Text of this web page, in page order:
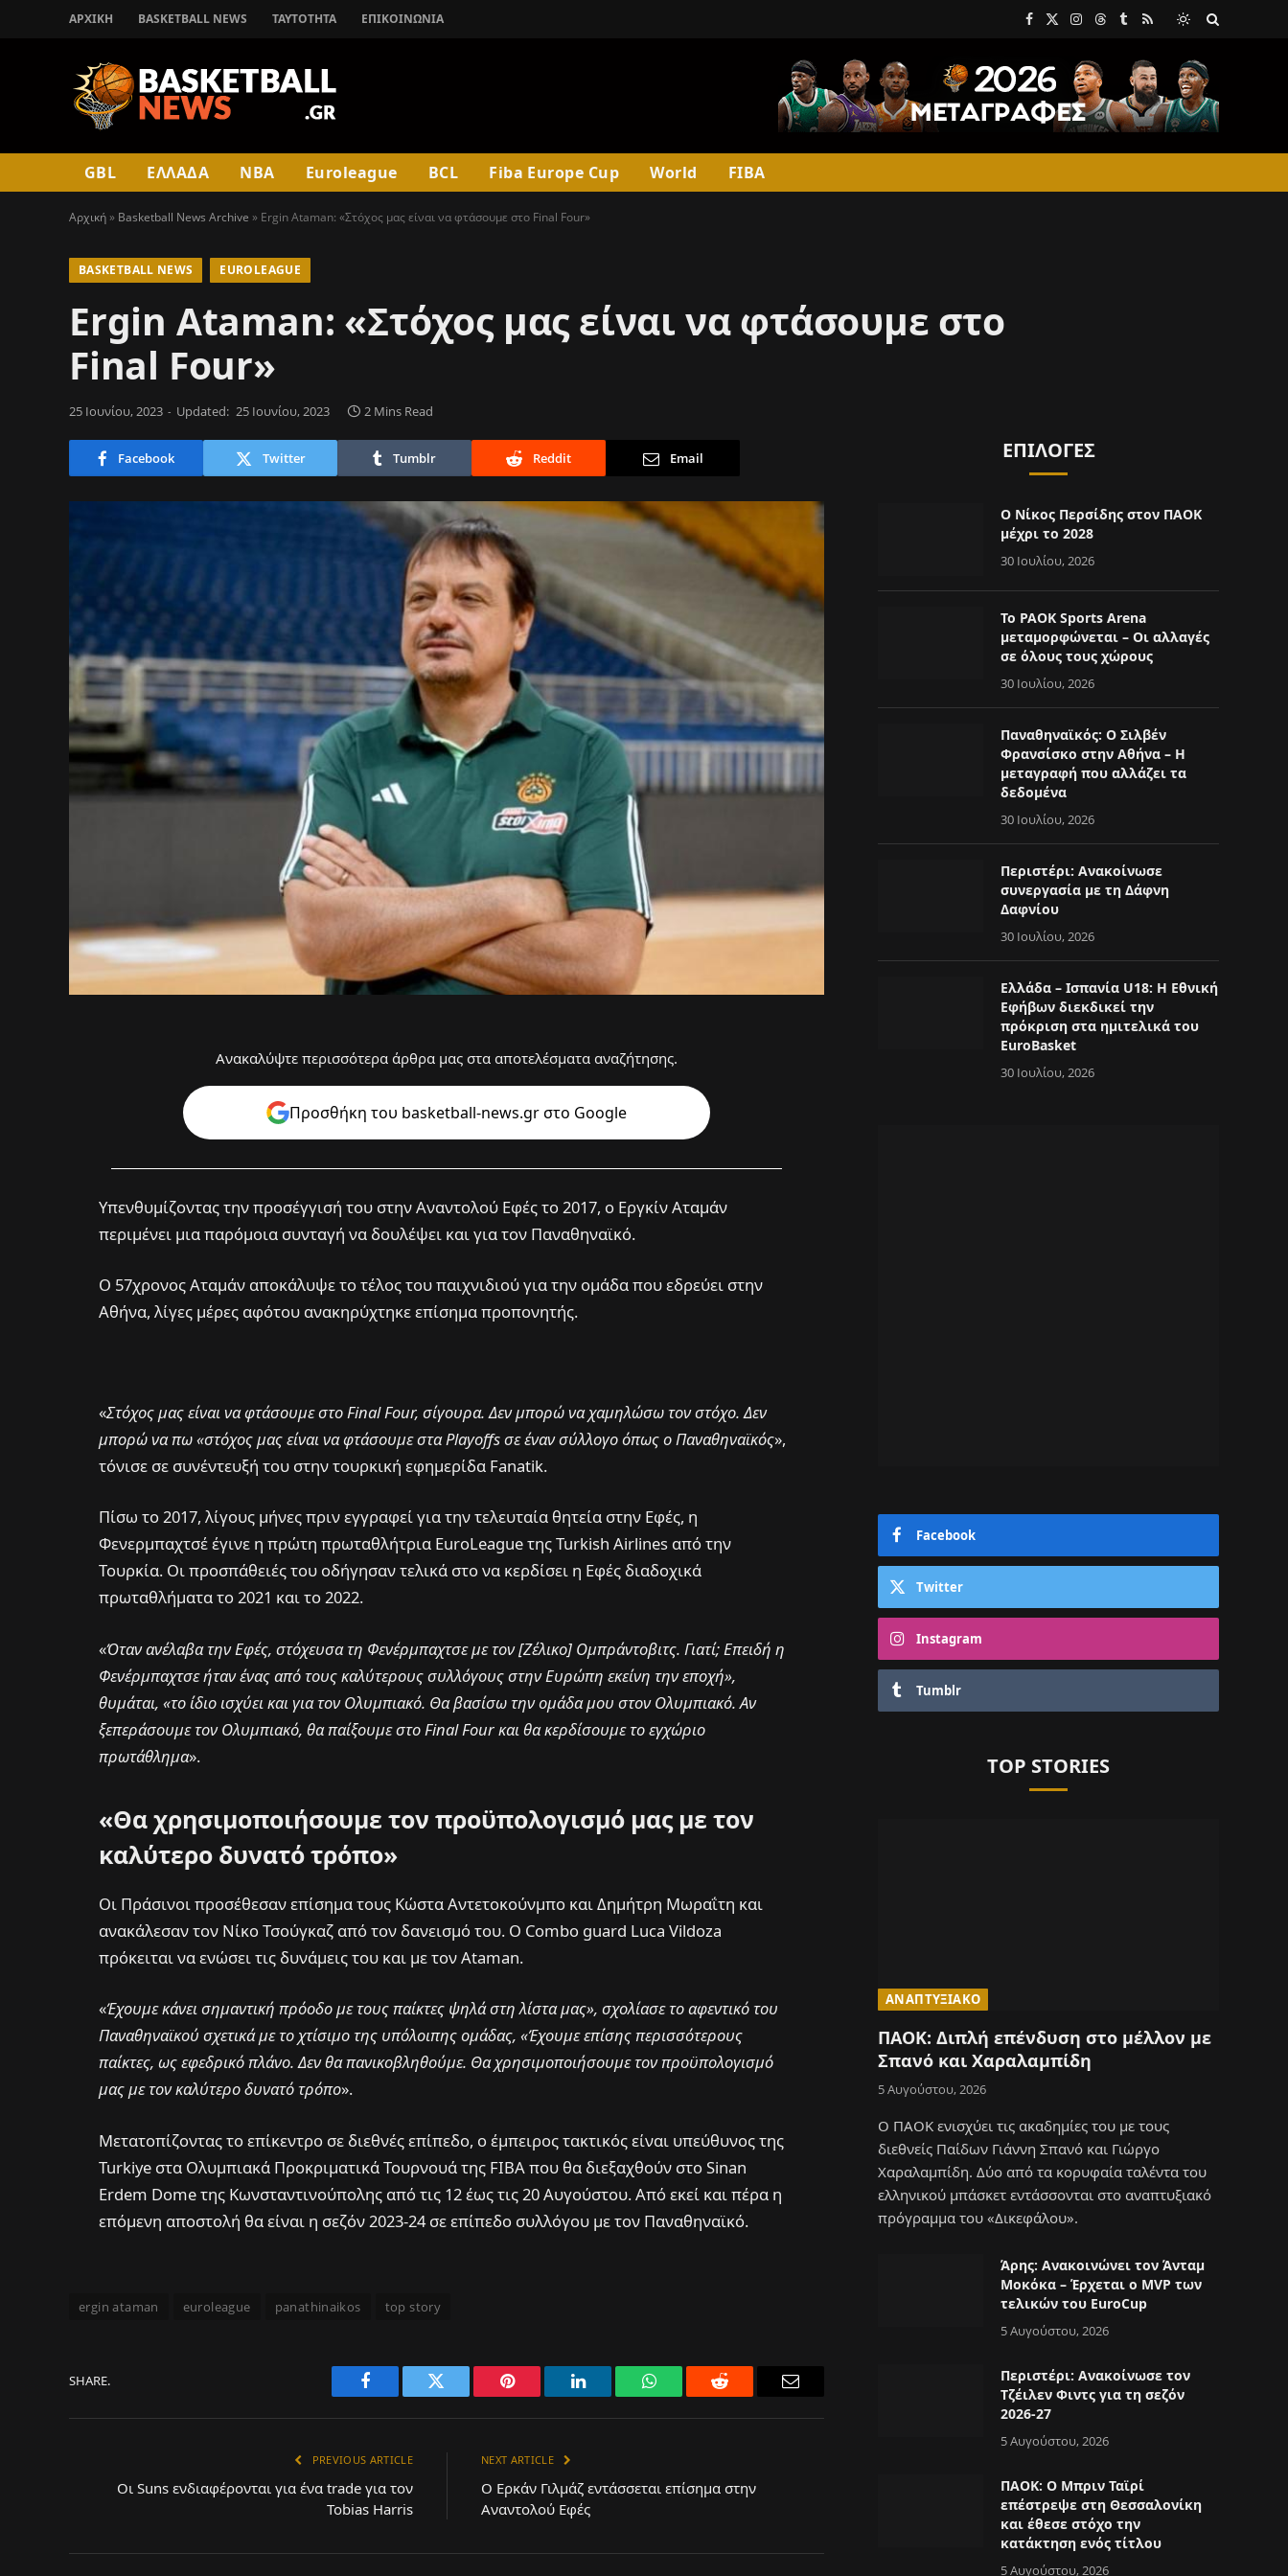
ΑΡΧΙΚΉ BASKETBALL NEWS ΤΑΥΤΟΤΗΤΑ ΕΠΙΚΟΙΝΩΝΊΑ Facebook
X
Instagram
Threads
Tumblr
RSS
GBL ΕΛΛΑΔΑ NBA Euroleague BCL Fiba Europe Cup World FIBA
Αρχική» Basketball News Archive » Ergin Ataman: «Στόχος μας είναι να φτάσουμε στο Final Four»
BASKETBALL NEWS EUROLEAGUE
Ergin Ataman: «Στόχος μας είναι να φτάσουμε στο
Final Four»
25 Ιουνίου, 2023 Updated: 25 Ιουνίου, 2023 2 Mins Read
Facebook Twitter Tumblr Reddit Email
Ανακαλύψτε περισσότερα άρθρα μας στα αποτελέσματα αναζήτησης.
Προσθήκη του basketball-news.gr στo Google
Υπενθυμίζοντας την προσέγγισή του στην Αναντολού Εφές το 2017, ο Εργκίν Αταμάν
περιμένει μια παρόμοια συνταγή να δουλέψει και για τον Παναθηναϊκό.
Ο 57χρονος Αταμάν αποκάλυψε το τέλος του παιχνιδιού για την ομάδα που εδρεύει στην
Αθήνα, λίγες μέρες αφότου ανακηρύχτηκε επίσημα προπονητής.
«Στόχος μας είναι να φτάσουμε στο Final Four, σίγουρα. Δεν μπορώ να χαμηλώσω τον στόχο. Δεν
μπορώ να πω «στόχος μας είναι να φτάσουμε στα Playoffs σε έναν σύλλογο όπως ο Παναθηναϊκός»,
τόνισε σε συνέντευξή του στην τουρκική εφημερίδα Fanatik.
Πίσω το 2017, λίγους μήνες πριν εγγραφεί για την τελευταία θητεία στην Εφές, η
Φενερμπαχτσέ έγινε η πρώτη πρωταθλήτρια EuroLeague της Turkish Airlines από την
Τουρκία. Οι προσπάθειές του οδήγησαν τελικά στο να κερδίσει η Εφές διαδοχικά
πρωταθλήματα το 2021 και το 2022.
«Όταν ανέλαβα την Εφές, στόχευσα τη Φενέρμπαχτσε με τον [Ζέλικο] Ομπράντοβιτς. Γιατί; Επειδή η
Φενέρμπαχτσε ήταν ένας από τους καλύτερους συλλόγους στην Ευρώπη εκείνη την εποχή»,
θυμάται, «το ίδιο ισχύει και για τον Ολυμπιακό. Θα βασίσω την ομάδα μου στον Ολυμπιακό. Αν
ξεπεράσουμε τον Ολυμπιακό, θα παίξουμε στο Final Four και θα κερδίσουμε το εγχώριο
πρωτάθλημα».
«Θα χρησιμοποιήσουμε τον προϋπολογισμό μας με τον
καλύτερο δυνατό τρόπο»
Οι Πράσινοι προσέθεσαν επίσημα τους Κώστα Αντετοκούνμπο και Δημήτρη Μωραΐτη και
ανακάλεσαν τον Νίκο Τσούγκαζ από τον δανεισμό του. Ο Combo guard Luca Vildoza
πρόκειται να ενώσει τις δυνάμεις του και με τον Ataman.
«Έχουμε κάνει σημαντική πρόοδο με τους παίκτες ψηλά στη λίστα μας», σχολίασε το αφεντικό του
Παναθηναϊκού σχετικά με το χτίσιμο της υπόλοιπης ομάδας, «Έχουμε επίσης περισσότερους
παίκτες, ως εφεδρικό πλάνο. Δεν θα πανικοβληθούμε. Θα χρησιμοποιήσουμε τον προϋπολογισμό
μας με τον καλύτερο δυνατό τρόπο».
Μετατοπίζοντας το επίκεντρο σε διεθνές επίπεδο, ο έμπειρος τακτικός είναι υπεύθυνος της
Turkiye στα Ολυμπιακά Προκριματικά Τουρνουά της FIBA που θα διεξαχθούν στο Sinan
Erdem Dome της Κωνσταντινούπολης από τις 12 έως τις 20 Αυγούστου. Από εκεί και πέρα η
επόμενη αποστολή θα είναι η σεζόν 2023-24 σε επίπεδο συλλόγου με τον Παναθηναϊκό.
ergin ataman euroleague panathinaikos top story
SHARE.
Facebook Twitter Pinterest LinkedIn WhatsAppReddit Email
PREVIOUS ARTICLE
Oι Suns ενδιαφέρονται για ένα trade για τον
Tobias Harris
NEXT ARTICLE
Ο Ερκάν Γιλμάζ εντάσσεται επίσημα στην
Αναντολού Εφές
ΕΠΙΛΟΓΈΣ
Ο Νίκος Περσίδης στον ΠΑΟΚ
μέχρι το 2028
30 Ιουλίου, 2026
Το PAOK Sports Arena
μεταμορφώνεται – Οι αλλαγές
σε όλους τους χώρους
30 Ιουλίου, 2026
Παναθηναϊκός: Ο Σιλβέν
Φρανσίσκο στην Αθήνα – Η
μεταγραφή που αλλάζει τα
δεδομένα
30 Ιουλίου, 2026
Περιστέρι: Ανακοίνωσε
συνεργασία με τη Δάφνη
Δαφνίου
30 Ιουλίου, 2026
Ελλάδα – Ισπανία U18: Η Εθνική
Εφήβων διεκδικεί την
πρόκριση στα ημιτελικά του
EuroBasket
30 Ιουλίου, 2026
Facebook
Twitter
Instagram
Tumblr
TOP STORIES
ΑΝΑΠΤΥΞΙΑΚΌ
ΠΑΟΚ: Διπλή επένδυση στο μέλλον με
Σπανό και Χαραλαμπίδη
5 Αυγούστου, 2026
Ο ΠΑΟΚ ενισχύει τις ακαδημίες του με τους
διεθνείς Παίδων Γιάννη Σπανό και Γιώργο
Χαραλαμπίδη. Δύο από τα κορυφαία ταλέντα του
ελληνικού μπάσκετ εντάσσονται στο αναπτυξιακό
πρόγραμμα του «Δικεφάλου».
Άρης: Ανακοινώνει τον Άνταμ
Μοκόκα – Έρχεται ο MVP των
τελικών του EuroCup
5 Αυγούστου, 2026
Περιστέρι: Ανακοίνωσε τον
Τζέιλεν Φιντς για τη σεζόν
2026-27
5 Αυγούστου, 2026
ΠΑΟΚ: Ο Μπριν Ταϊρί
επέστρεψε στη Θεσσαλονίκη
και έθεσε στόχο την
κατάκτηση ενός τίτλου
5 Αυγούστου, 2026